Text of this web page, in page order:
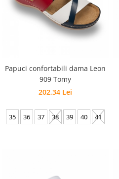
Papuci confortabili dama Leon
909 Tomy
202,34 Lei
35 36 37 38 39 40 41